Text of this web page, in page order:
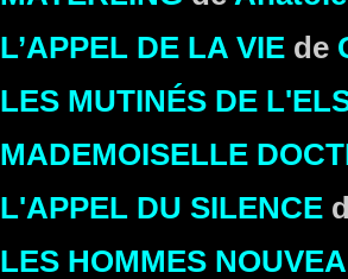
L’APPEL DE LA VIE de
LES MUTINÉS DE
MADEMOISELLE
L'APPEL DU SILENCE
LES HOMMES